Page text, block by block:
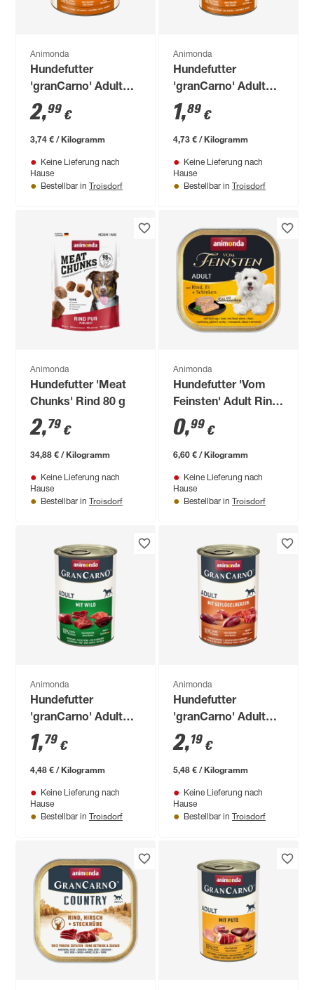
Animonda
Hundefutter
'granCarno' Adult
Ente 800 g
2,99 €
3,74 € / Kilogramm
Keine Lieferung nach
Hause
Bestellbar in Troisdorf
Animonda
Hundefutter
'granCarno' Adult
Ente 400 g
1,89 €
4,73 € / Kilogramm
Keine Lieferung nach
Hause
Bestellbar in Troisdorf
Animonda
Hundefutter 'Meat
Chunks' Rind 80 g
2,79 €
34,88 € / Kilogramm
Keine Lieferung nach
Hause
Bestellbar in Troisdorf
Animonda
Hundefutter 'Vom
Feinsten' Adult Rind,
Ei, Schinken 150 g
0,99 €
6,60 € / Kilogramm
Keine Lieferung nach
Hause
Bestellbar in Troisdorf
Animonda
Hundefutter
'granCarno' Adult
Wild 400 g
1,79 €
4,48 € / Kilogramm
Keine Lieferung nach
Hause
Bestellbar in Troisdorf
Animonda
Hundefutter
'granCarno' Adult
Geflügelherzen 400 g
2,19 €
5,48 € / Kilogramm
Keine Lieferung nach
Hause
Bestellbar in Troisdorf